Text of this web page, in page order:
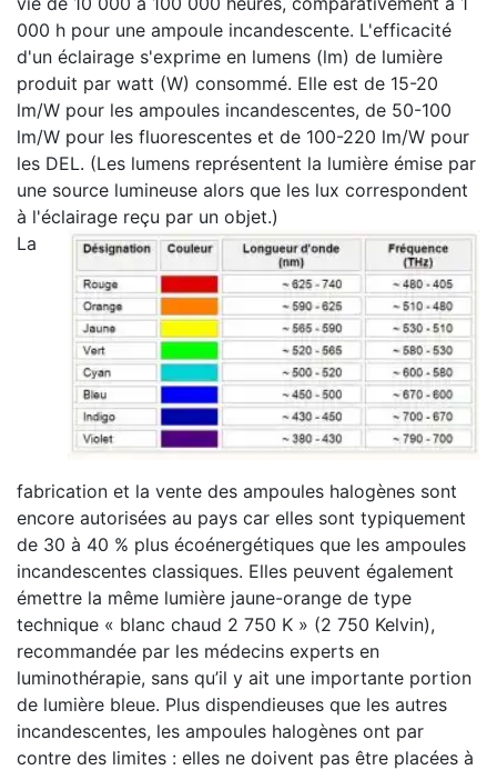
000 h pour une ampoule incandescente. L'efficacité
d'un éclairage s'exprime en lumens (lm) de lumière
produit par watt (W) consommé. Elle est de 15-20
lm/W pour les ampoules incandescentes, de 50-100
lm/W pour les fluorescentes et de 100-220 lm/W pour
les DEL. (Les lumens représentent la lumière émise par
une source lumineuse alors que les lux correspondent
à l'éclairage reçu par un objet.)
La
fabrication et la vente des ampoules halogènes sont
encore autorisées au pays car elles sont typiquement
de 30 à 40 % plus écoénergétiques que les ampoules
incandescentes classiques. Elles peuvent également
émettre la même lumière jaune-orange de type
technique « blanc chaud 2 750 K » (2 750 Kelvin),
recommandée par les médecins experts en
luminothérapie, sans qu’il y ait une importante portion
de lumière bleue. Plus dispendieuses que les autres
incandescentes, les ampoules halogènes ont par
contre des limites : elles ne doivent pas être placées à